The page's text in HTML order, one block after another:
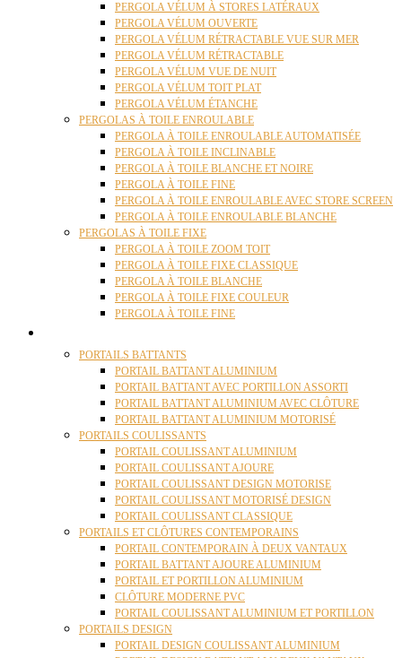
PERGOLA VÉLUM À STORES LATÉRAUX
PERGOLA VÉLUM OUVERTE
PERGOLA VÉLUM RÉTRACTABLE VUE SUR MER
PERGOLA VÉLUM RÉTRACTABLE
PERGOLA VÉLUM VUE DE NUIT
PERGOLA VÉLUM TOIT PLAT
PERGOLA VÉLUM ÉTANCHE
PERGOLAS À TOILE ENROULABLE
PERGOLA À TOILE ENROULABLE AUTOMATISÉE
PERGOLA À TOILE INCLINABLE
PERGOLA À TOILE BLANCHE ET NOIRE
PERGOLA À TOILE FINE
PERGOLA À TOILE ENROULABLE AVEC STORE SCREEN
PERGOLA À TOILE ENROULABLE BLANCHE
PERGOLAS À TOILE FIXE
PERGOLA À TOILE ZOOM TOIT
PERGOLA À TOILE FIXE CLASSIQUE
PERGOLA À TOILE BLANCHE
PERGOLA À TOILE FIXE COULEUR
PERGOLA À TOILE FINE
PORTAILS BATTANTS
PORTAIL BATTANT ALUMINIUM
PORTAIL BATTANT AVEC PORTILLON ASSORTI
PORTAIL BATTANT ALUMINIUM AVEC CLÔTURE
PORTAIL BATTANT ALUMINIUM MOTORISÉ
PORTAILS COULISSANTS
PORTAIL COULISSANT ALUMINIUM
PORTAIL COULISSANT AJOURE
PORTAIL COULISSANT DESIGN MOTORISE
PORTAIL COULISSANT MOTORISÉ DESIGN
PORTAIL COULISSANT CLASSIQUE
PORTAILS ET CLÔTURES CONTEMPORAINS
PORTAIL CONTEMPORAIN À DEUX VANTAUX
PORTAIL BATTANT AJOURE ALUMINIUM
PORTAIL ET PORTILLON ALUMINIUM
CLÔTURE MODERNE PVC
PORTAIL COULISSANT ALUMINIUM ET PORTILLON
PORTAILS DESIGN
PORTAIL DESIGN COULISSANT ALUMINIUM